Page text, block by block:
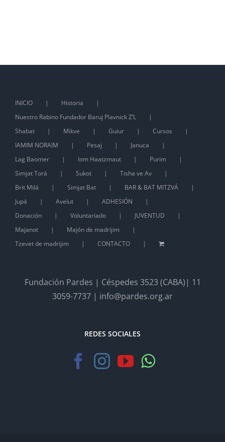
INICIO
Historia
Nuestro Rabino Fundador Baruj Plavnick Z’L
Shabat
Mikve Guiur
Cursos
IAMIM NORAIM
Pesaj
Januca
Lag Baomer
Iom Haatzmaut
Purim
Simjat Torá
Sukot
Tisha ve Av
Brit Milá
Simjat Bat
BAR & BAT MITZVÁ
Jupá
Avelut
ADHESIÓN
Donación
Voluntariado
JUVENTUD
Majanot
Majón de madrijim
Tzevet de madrijim
CONTACTO
Fundación Pardes | Céspedes 3523 (CABA)| 11
3059-7737 | info@pardes.org.ar
REDES SOCIALES